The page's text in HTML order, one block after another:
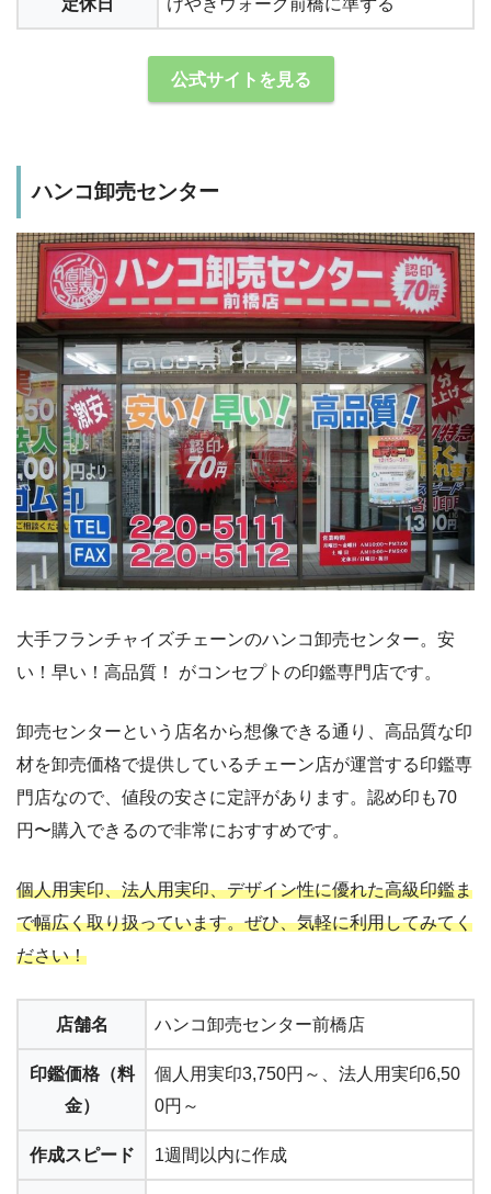
定休日 けやきウォーク前橋に準ずる
公式サイトを見る
ハンコ卸売センター
大手フランチャイズチェーンのハンコ卸売センター。安
い！早い！高品質！ がコンセプトの印鑑専門店です。
卸売センターという店名から想像できる通り、高品質な印
材を卸売価格で提供しているチェーン店が運営する印鑑専
門店なので、値段の安さに定評があります。認め印も70
円〜購入できるので非常におすすめです。
個人用実印、法人用実印、デザイン性に優れた高級印鑑ま
で幅広く取り扱っています。ぜひ、気軽に利用してみてく
ださい！
店舗名 ハンコ卸売センター前橋店
印鑑価格（料
金）
個人用実印3,750円～、法人用実印6,50
0円～
作成スピード 1週間以内に作成